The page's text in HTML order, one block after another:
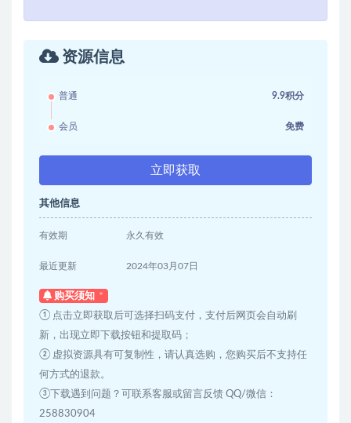
资源信息
普通 9.9积分
会员 免费
立即获取
其他信息
有效期 永久有效
最近更新 2024年03月07日
购买须知
① 点击立即获取后可选择扫码支付，支付后网页会自动刷
新，出现立即下载按钮和提取码；
② 虚拟资源具有可复制性，请认真选购，您购买后不支持任
何方式的退款。
③下载遇到问题？可联系客服或留言反馈 QQ/微信：
258830904